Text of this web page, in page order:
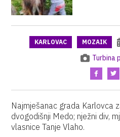
KARLOVAC MOZAIK
Turbina
Najmješanac grada Karlovca
dvogodišnji Medo; nježni div,
vlasnice Tanje Vlaho.